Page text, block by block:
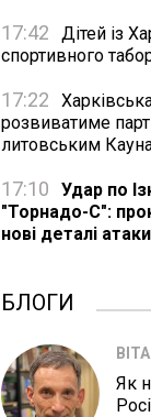
17:42
Дітей із
спортивного
17:22
розвиватиме
литовським
17:10
Удар по
"Торнадо-С":
нові деталі атаки
БЛОГИ
Як